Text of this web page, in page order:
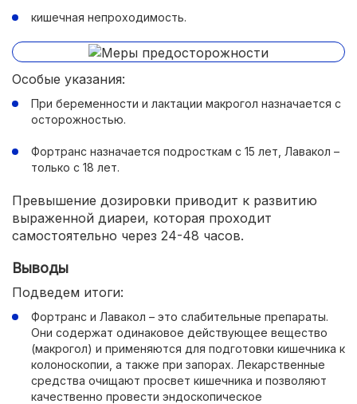
кишечная непроходимость.
Особые указания:
При беременности и лактации макрогол назначается с
осторожностью.
Фортранс назначается подросткам с 15 лет, Лавакол –
только с 18 лет.
Превышение дозировки приводит к развитию
выраженной диареи, которая проходит
самостоятельно через 24-48 часов.
Выводы
Подведем итоги:
Фортранс и Лавакол – это слабительные препараты.
Они содержат одинаковое действующее вещество
(макрогол) и применяются для подготовки кишечника к
колоноскопии, а также при запорах. Лекарственные
средства очищают просвет кишечника и позволяют
качественно провести эндоскопическое